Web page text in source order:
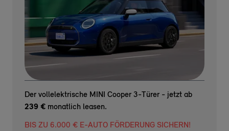
Der vollelektrische MINI Cooper 3-Türer - jetzt ab
239 € monatlich leasen.
BIS ZU 6.000 € E-AUTO FÖRDERUNG SICHERN!